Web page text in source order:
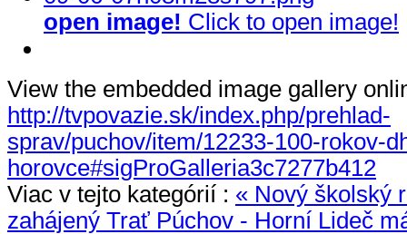
open image! Click to open image!
View the embedded image gallery
http://tvpovazie.sk/index.php/prehlad-
sprav/puchov/item/12233-100-rokov-
horovce#sigProGalleria3c7277b412
Viac v tejto kategórií : « Nový školský
zahájený Trať Púchov - Horní Lideč